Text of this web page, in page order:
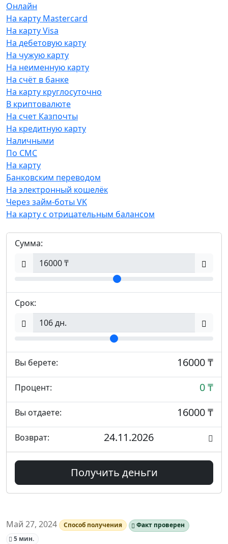
Онлайн
На карту Mastercard
На карту Visa
На дебетовую карту
На чужую карту
На неименную карту
На счёт в банке
На карту круглосуточно
В криптовалюте
На счет Казпочты
На кредитную карту
Наличными
По СМС
На карту
Банковским переводом
На электронный кошелёк
Через займ-боты VK
На карту с отрицательным балансом
Сумма:
Срок:
Вы берете: 16000 ₸
Процент: 0 ₸
Вы отдаете: 16000 ₸
Возврат: 24.11.2026
Получить деньги
Май 27, 2024 Способ получения
Факт проверен
5 мин.